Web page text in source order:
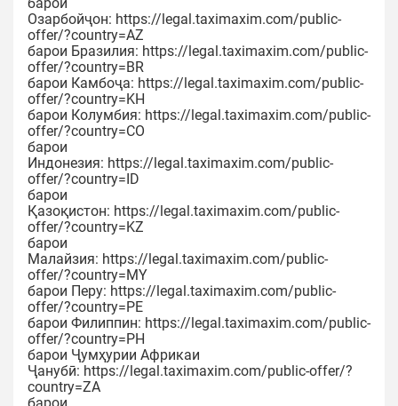
Озарбойҷон: https://legal.taximaxim.com/public-
offer/?country=AZ
барои Бразилия: https://legal.taximaxim.com/public-
offer/?country=BR
барои Камбоҷа: https://legal.taximaxim.com/public-
offer/?country=KH
барои Колумбия: https://legal.taximaxim.com/public-
offer/?country=CO
барои
Индонезия: https://legal.taximaxim.com/public-
offer/?country=ID
барои
Қазоқистон: https://legal.taximaxim.com/public-
offer/?country=KZ
барои
Малайзия: https://legal.taximaxim.com/public-
offer/?country=MY
барои Перу: https://legal.taximaxim.com/public-
offer/?country=PE
барои Филиппин: https://legal.taximaxim.com/public-
offer/?country=PH
барои Ҷумҳурии Африкаи
Ҷанубӣ: https://legal.taximaxim.com/public-offer/?
country=ZA
барои